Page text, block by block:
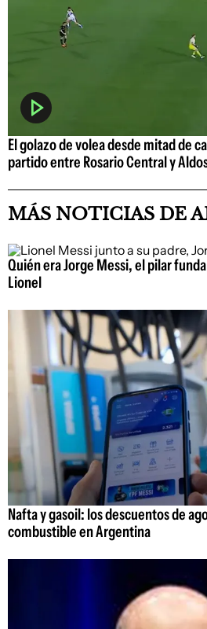
El golazo de volea desde mitad de
partido entre Rosario Central y
MÁS NOTICIAS DE
Quién era Jorge Messi, el pilar
Lionel
Nafta y gasoil: los descuentos de
combustible en Argentina